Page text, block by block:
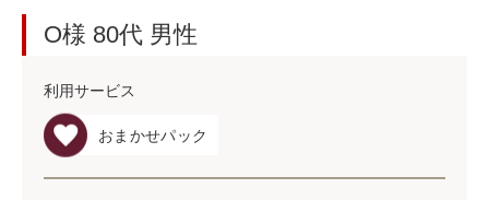
O様 80代 男性
利用サービス
おまかせパック